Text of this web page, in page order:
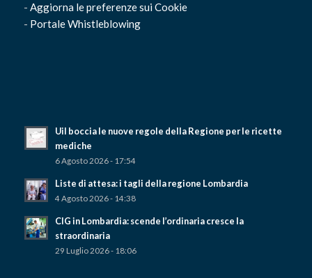
- Aggiorna le preferenze sui Cookie
- Portale Whistleblowing
Uil boccia le nuove regole della Regione per le ricette
mediche
6 Agosto 2026 - 17:54
Liste di attesa: i tagli della regione Lombardia
4 Agosto 2026 - 14:38
CIG in Lombardia: scende l’ordinaria cresce la
straordinaria
29 Luglio 2026 - 18:06